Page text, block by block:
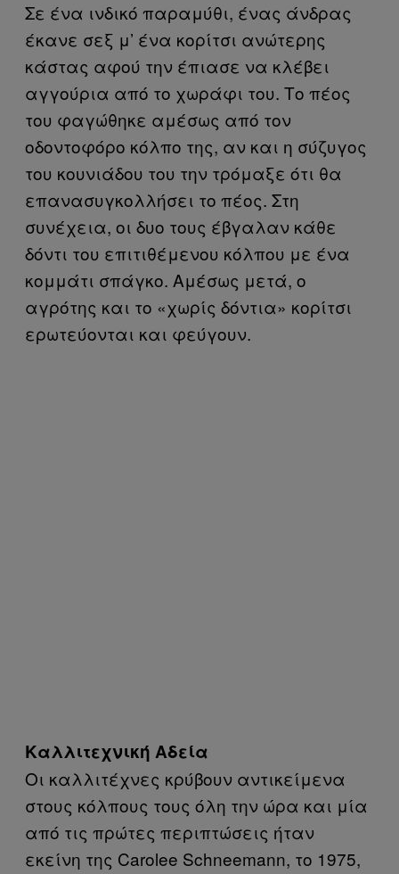
Σε ένα ινδικό παραμύθι, ένας άνδρας
έκανε σεξ μ’ ένα κορίτσι ανώτερης
κάστας αφού την έπιασε να κλέβει
αγγούρια από το χωράφι του. Το πέος
του φαγώθηκε αμέσως από τον
οδοντοφόρο κόλπο της, αν και η σύζυγος
του κουνιάδου του την τρόμαξε ότι θα
επανασυγκολλήσει το πέος. Στη
συνέχεια, οι δυο τους έβγαλαν κάθε
δόντι του επιτιθέμενου κόλπου με ένα
κομμάτι σπάγκο. Αμέσως μετά, ο
αγρότης και το «χωρίς δόντια» κορίτσι
ερωτεύονται και φεύγουν.
Καλλιτεχνική Αδεία
Οι καλλιτέχνες κρύβουν αντικείμενα
στους κόλπους τους όλη την ώρα και μία
από τις πρώτες περιπτώσεις ήταν
εκείνη της Carolee Schneemann, το 1975,